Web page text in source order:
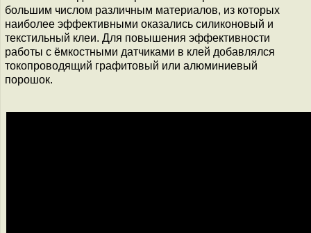
большим числом различным материалов, из которых
наиболее эффективными оказались силиконовый и
текстильный клеи. Для повышения эффективности
работы с ёмкостными датчиками в клей добавлялся
токопроводящий графитовый или алюминиевый
порошок.